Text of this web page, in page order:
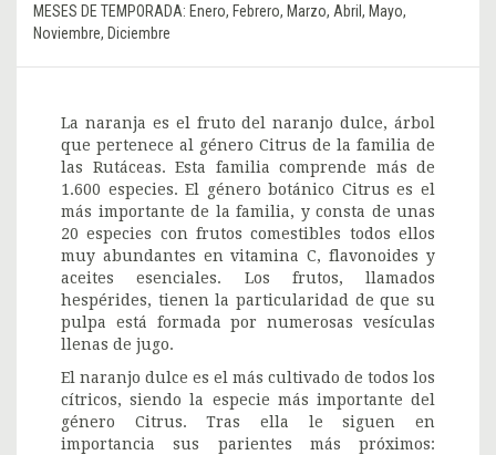
MESES DE TEMPORADA: Enero, Febrero, Marzo, Abril, Mayo,
Noviembre, Diciembre
La naranja es el fruto del naranjo dulce, árbol
que pertenece al género Citrus de la familia de
las Rutáceas. Esta familia comprende más de
1.600 especies. El género botánico Citrus es el
más importante de la familia, y consta de unas
20 especies con frutos comestibles todos ellos
muy abundantes en vitamina C, flavonoides y
aceites esenciales. Los frutos, llamados
hespérides, tienen la particularidad de que su
pulpa está formada por numerosas vesículas
llenas de jugo.
El naranjo dulce es el más cultivado de todos los
cítricos, siendo la especie más importante del
género Citrus. Tras ella le siguen en
importancia sus parientes más próximos: